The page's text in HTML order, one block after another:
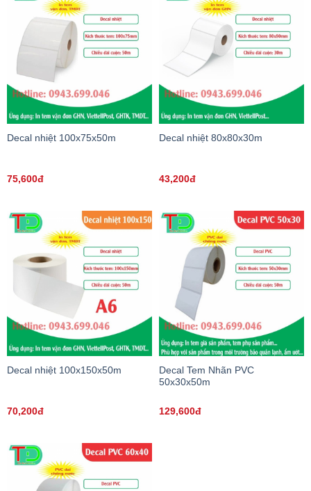
Decal nhiệt 100x75x50m
75,600đ
Decal nhiệt 80x80x30m
43,200đ
Decal nhiệt 100x150x50m
70,200đ
Decal Tem Nhãn PVC
50x30x50m
129,600đ